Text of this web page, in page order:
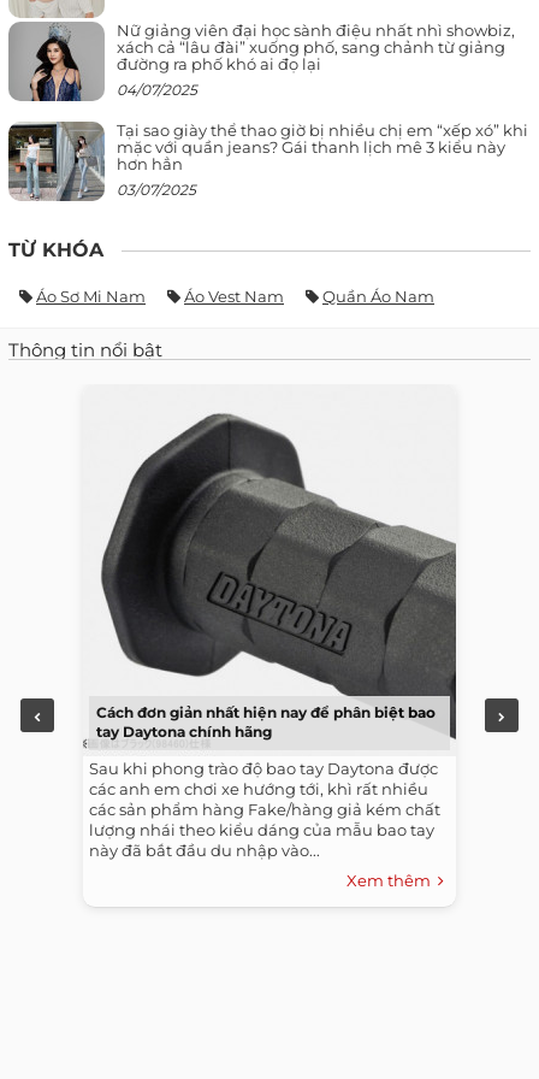
Nữ giảng viên đại học sành điệu nhất nhì showbiz,
xách cả “lâu đài” xuống phố, sang chảnh từ giảng
đường ra phố khó ai đọ lại
04/07/2025
Tại sao giày thể thao giờ bị nhiều chị em “xếp xó” khi
mặc với quần jeans? Gái thanh lịch mê 3 kiểu này
hơn hẳn
03/07/2025
TỪ KHÓA
Áo Sơ Mi Nam Áo Vest Nam Quần Áo Nam
Thông tin nổi bật
Cách đơn giản nhất hiện nay để phân biệt bao
tay Daytona chính hãng
Sau khi phong trào độ bao tay Daytona được
các anh em chơi xe hướng tới, khì rất nhiều
các sản phẩm hàng Fake/hàng giả kém chất
lượng nhái theo kiểu dáng của mẫu bao tay
này đã bắt đầu du nhập vào...
Xem thêm